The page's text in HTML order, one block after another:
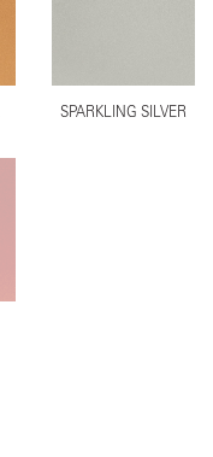
SPARKLING SILVER